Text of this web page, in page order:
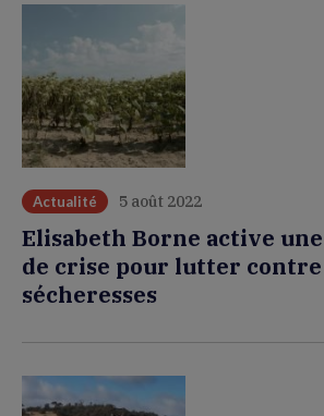
Actualité 5 août 2022
Elisabeth Borne active
de crise pour lutter contre
sécheresses